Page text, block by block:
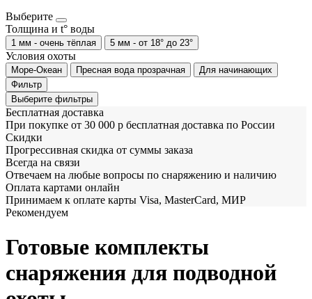
Выберите
Толщина и t° воды
1 мм - очень тёплая 5 мм - от 18° до 23°
Условия охоты
Море-Океан Пресная вода прозрачная
Для начинающих
Фильтр
Выберите фильтры
Бесплатная доставка
При покупке от 30 000 р бесплатная доставка по России
Скидки
Прогрессивная скидка от суммы заказа
Всегда на связи
Отвечаем на любые вопросы по снаряжению и наличию
Оплата картами онлайн
Принимаем к оплате карты Visa, MasterCard, МИР
Рекомендуем
Готовые комплекты
снаряжения для подводной